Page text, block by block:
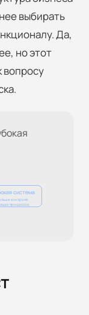
выбирать
Да,
но этот
вопросу
система
контроля
процессов